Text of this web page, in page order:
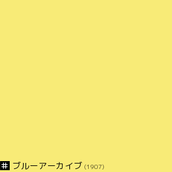
ブルーアーカイブ (1907)